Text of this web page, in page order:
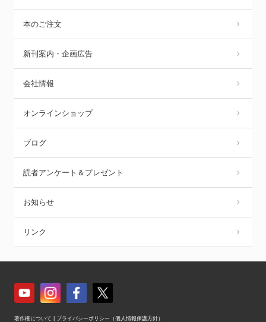
本のご注文
新刊案内・企画広告
会社情報
オンラインショップ
ブログ
読者アンケート＆プレゼント
お知らせ
リンク
著作権について プライバシーポリシー（個人情報保護方針）